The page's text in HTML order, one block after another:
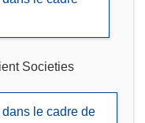
Societies
le cadre de